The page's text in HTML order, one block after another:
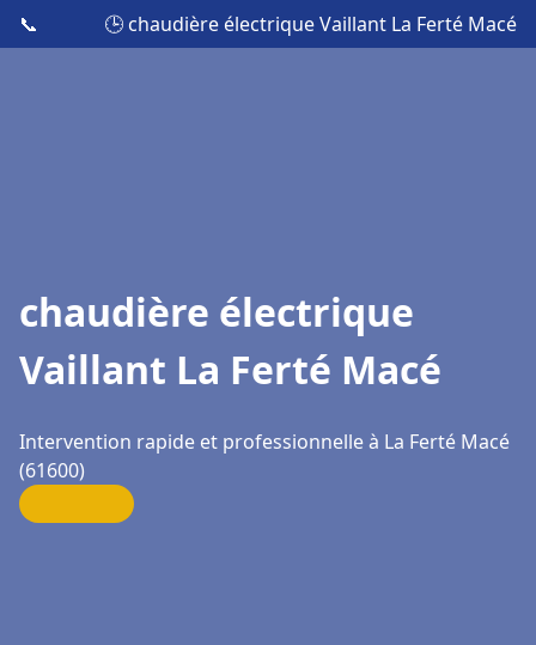
📞 🕒 chaudière électrique Vaillant La Ferté Macé
chaudière électrique
Vaillant La Ferté Macé
Intervention rapide et professionnelle à La Ferté Macé
(61600)